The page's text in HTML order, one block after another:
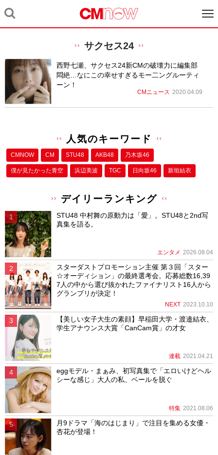
サクセス24
西野七瀬、サクセス24新CMの破壊力に編集部
悶絶…なにこの幸せすぎるモー二ングルーティ
ーン！
CMニュース 2020.04.09
人気のキーワード
CMNOW CM STU48 AKB48 乃木坂46
僕が⾒たかった⻘空 浜辺美波 TGC 日向坂46 新垣結衣
デイリーランキング
STU48 中村舞の原動力は「愛」。STU48と2nd写
真集を語る。
エンタメ 2026.08.04
スターダストプロモーション主催 第３回「スター
☆オーディション」の最終選考会。応募総数16,39
7人の中から選び抜かれたファイナリスト16人から
グランプリが決定！
NEXT 2023.10.10
【美しい女子大生の素顔】早稲田大学・渡邉結衣、
学生アナウンス大賞「CanCam賞」の才女
連載 2021.04.21
eggモデル・まぁみ、初写真集で「エロいけどヘル
シーな感じ」大人の私、ベールを脱ぐ
特集 2021.08.06
月9ドラマ「海のはじまり」で注目を集める女優・
杏花が登場！